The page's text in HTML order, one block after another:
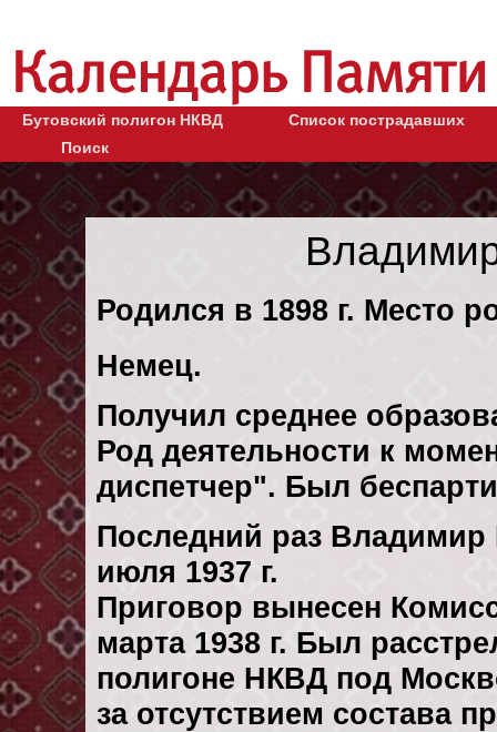
Бутовский полигон НКВД
Список пострадавших
Поиск
Родился в 1898 г. Место
Немец.
Получил среднее
Род деятельности к
диспетчер". Был
Последний раз Владимир
июля 1937 г.
Приговор вынесен
марта 1938 г. Был
полигоне НКВД под
за отсутствием состава